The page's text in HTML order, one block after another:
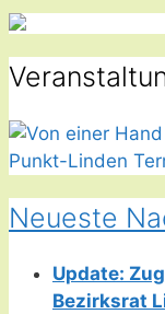
Neueste
Update:
Bezirksrat